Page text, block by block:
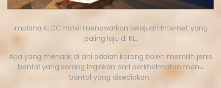
Impiana KLCC Hotel menawarkan kelajuan Internet yang
paling laju di KL.
Apa yang menarik di sini adalah korang boleh memilih jenis
bantal yang korang inginkan dari perkhidmatan menu
bantal yang disediakan.